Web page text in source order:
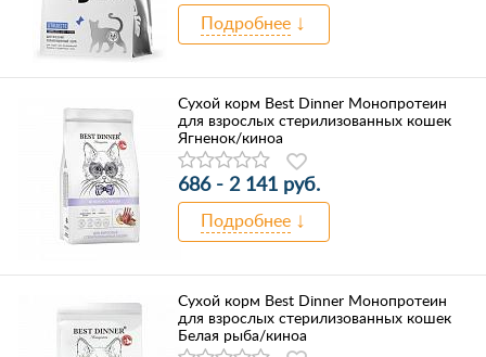
Подробнее
Сухой корм Best Dinner Монопротеин
для взрослых стерилизованных кошек
Ягненок/киноа
686 - 2 141 руб.
Подробнее
Сухой корм Best Dinner Монопротеин
для взрослых стерилизованных кошек
Белая рыба/киноа